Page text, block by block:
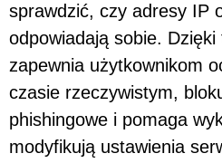
sprawdzić, czy adresy IP
odpowiadają sobie.
zapewnia użytkownikom
czasie rzeczywistym,
phishingowe i pomaga
modyfikują ustawienia